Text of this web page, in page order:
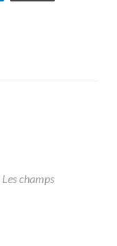
Les champs